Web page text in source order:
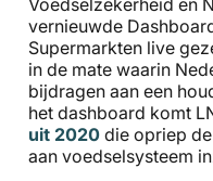
vernieuwde
Supermarkten live
in de mate waarin
bijdragen aan een
het dashboard komt
uit 2020die opriep
aan voedselsysteem